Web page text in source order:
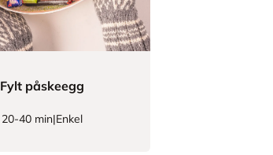
Fylt påskeegg
20-40 min|Enkel